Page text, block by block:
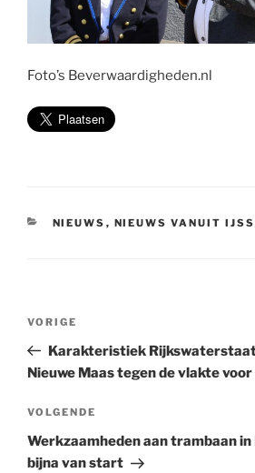
Foto’s Beverwaardigheden.nl
CATEGORIEËN
NIEUWS , NIEUWS VANUIT
Bericht
Vorig
bericht
VORIGE
Karakteristiek
Nieuwe Maas tegen de vlakte
Volgend
bericht
VOLGENDE
Werkzaamheden aan trambaan in
bijna van start